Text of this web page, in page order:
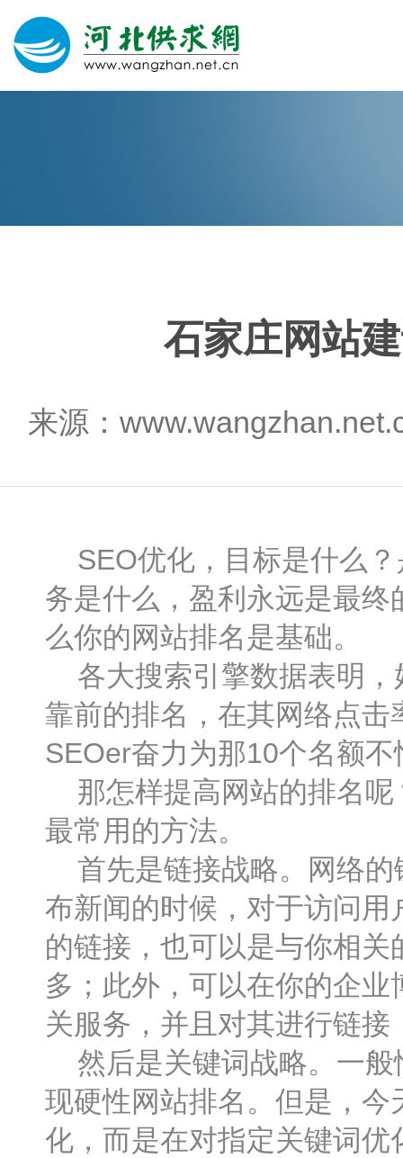
石家庄网站
来源：
SEO优化，目标是什么？
务是什么，盈利永远是最
么你的网站排名是基础。
各大搜索引擎数据表明，
靠前的排名，在其网络点
SEOer奋力为那10个名额
那怎样提高网站的排名呢
最常用的方法。
首先是链接战略。网络的
布新闻的时候，对于访问
的链接，也可以是与你相
多；此外，可以在你的企
关服务，并且对其进行链
然后是关键词战略。一般
现硬性网站排名。但是，
化，而是在对指定关键词